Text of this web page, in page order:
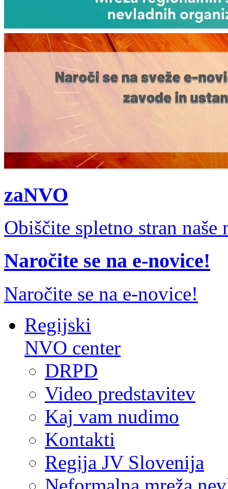
zaNVO
Obiščite spletno stran naše
Naročite se na e-novice!
Naročite se na e-novice!
Regijski
NVO center
DRPD
Video predstavitev
Kaj vam nudimo
Kontakti
Regija JV Slovenija